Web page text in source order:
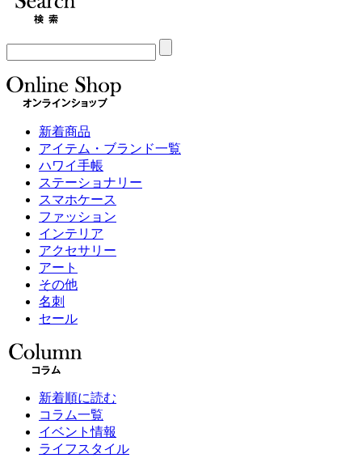
新着商品
アイテム・ブランド一覧
ハワイ手帳
ステーショナリー
スマホケース
ファッション
インテリア
アクセサリー
アート
その他
名刺
セール
新着順に読む
コラム一覧
イベント情報
ライフスタイル